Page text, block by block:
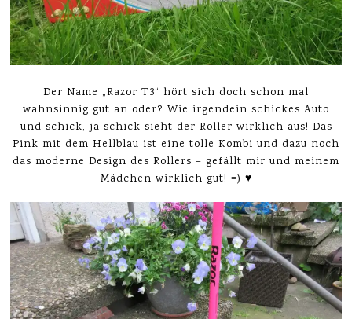
Der Name „Razor T3“ hört sich doch schon mal
wahnsinnig gut an oder? Wie irgendein schickes Auto
und schick, ja schick sieht der Roller wirklich aus! Das
Pink mit dem Hellblau ist eine tolle Kombi und dazu noch
das moderne Design des Rollers – gefällt mir und meinem
Mädchen wirklich gut! =) ♥